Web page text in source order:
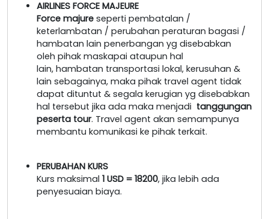
AIRLINES FORCE MAJEURE
Force majure seperti pembatalan /
keterlambatan / perubahan peraturan bagasi /
hambatan lain penerbangan yg disebabkan
oleh pihak maskapai ataupun hal
lain, hambatan transportasi lokal, kerusuhan &
lain sebagainya, maka pihak travel agent tidak
dapat dituntut & segala kerugian yg disebabkan
hal tersebut jika ada maka menjadi tanggungan
peserta tour. Travel agent akan semampunya
membantu komunikasi ke pihak terkait.
PERUBAHAN KURS
Kurs maksimal 1 USD = 18200, jika lebih ada
penyesuaian biaya.